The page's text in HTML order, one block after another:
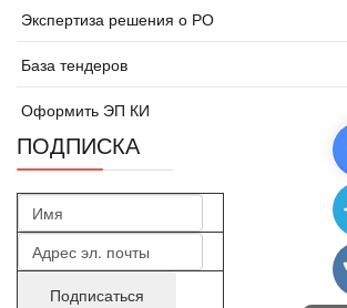
Экспертиза решения о РО
База тендеров
Оформить ЭП КИ
ПОДПИСКА